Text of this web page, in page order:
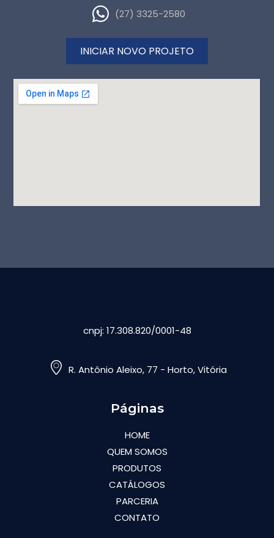
(27) 3325-2580
INICIAR NOVO PROJETO
cnpj: 17.308.820/0001-48
R. Antônio Aleixo, 77 - Horto, Vitória
Páginas
HOME
QUEM SOMOS
PRODUTOS
CATÁLOGOS
PARCERIA
CONTATO